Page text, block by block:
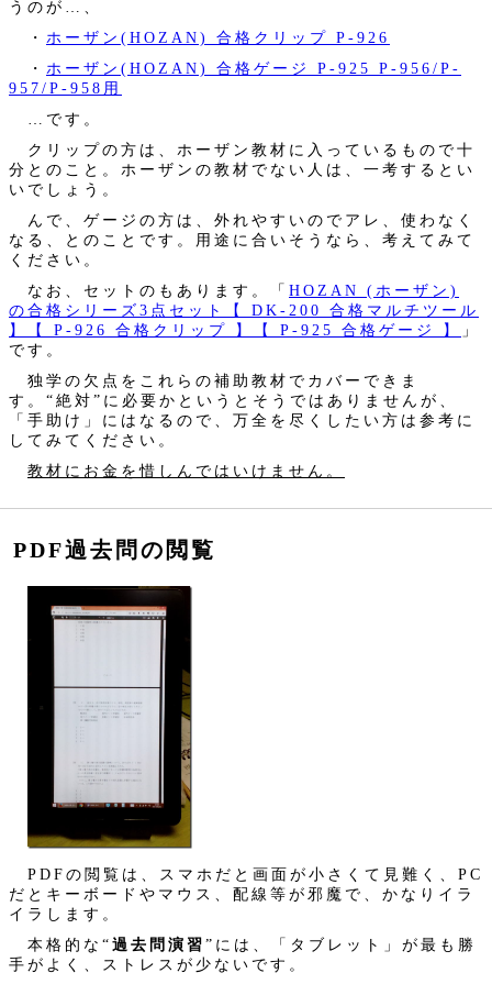
うのが…、
・ ホーザン(HOZAN) 合格クリップ P-926
・ ホーザン(HOZAN) 合格ゲージ P-925 P-956/P-
957/P-958用
…です。
クリップの方は、ホーザン教材に入っているもので十
分とのこと。ホーザンの教材でない人は、一考するとい
いでしょう。
んで、ゲージの方は、外れやすいのでアレ、使わなく
なる、とのことです。用途に合いそうなら、考えてみて
ください。
なお、セットのもあります。「 HOZAN (ホーザン)
の合格シリーズ3点セット【 DK-200 合格マルチツール
】【 P-926 合格クリップ 】【 P-925 合格ゲージ 】
」
です。
独学の欠点をこれらの補助教材でカバーできま
す。“絶対”に必要かというとそうではありませんが、
「手助け」にはなるので、万全を尽くしたい方は参考に
してみてください。
教材にお金を惜しんではいけません。
PDF過去問の閲覧
PDFの閲覧は、スマホだと画面が小さくて見難く、PC
だとキーボードやマウス、配線等が邪魔で、かなりイラ
イラします。
本格的な“過去問演習”には、「タブレット」が最も勝
手がよく、ストレスが少ないです。